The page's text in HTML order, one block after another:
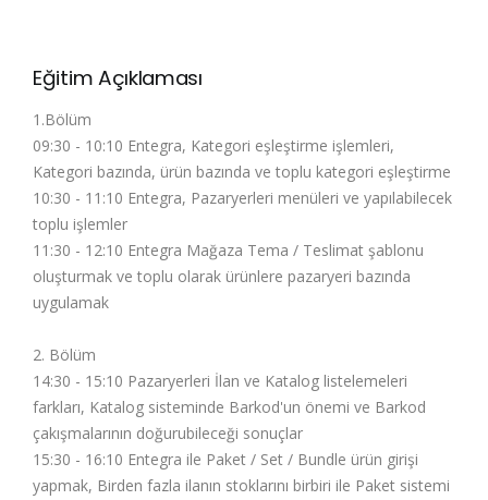
Eğitim Açıklaması
1.Bölüm
09:30 - 10:10 Entegra, Kategori eşleştirme işlemleri,
Kategori bazında, ürün bazında ve toplu kategori eşleştirme
10:30 - 11:10 Entegra, Pazaryerleri menüleri ve yapılabilecek
toplu işlemler
11:30 - 12:10 Entegra Mağaza Tema / Teslimat şablonu
oluşturmak ve toplu olarak ürünlere pazaryeri bazında
uygulamak
2. Bölüm
14:30 - 15:10 Pazaryerleri İlan ve Katalog listelemeleri
farkları, Katalog sisteminde Barkod'un önemi ve Barkod
çakışmalarının doğurubileceği sonuçlar
15:30 - 16:10 Entegra ile Paket / Set / Bundle ürün girişi
yapmak, Birden fazla ilanın stoklarını birbiri ile Paket sistemi